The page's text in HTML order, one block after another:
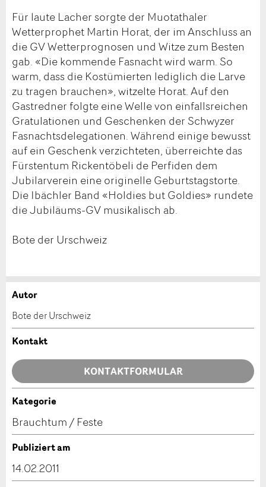
Für laute Lacher sorgte der Muotathaler
Wetterprophet Martin Horat, der im Anschluss an
die GV Wetterprognosen und Witze zum Besten
gab. «Die kommende Fasnacht wird warm. So
warm, dass die Kostümierten lediglich die Larve
zu tragen brauchen», witzelte Horat. Auf den
Gastredner folgte eine Welle von einfallsreichen
Gratulationen und Geschenken der Schwyzer
Fasnachtsdelegationen. Während einige bewusst
auf ein Geschenk verzichteten, überreichte das
Fürstentum Rickentöbeli de Perfiden dem
Jubilarverein eine originelle Geburtstagstorte.
Die Ibächler Band «Holdies but Goldies» rundete
die Jubiläums-GV musikalisch ab.
Bote der Urschweiz
Anzeige beanstanden
Ihr Feedback wird sehr geschätzt!
Allgemeines Feedback
Anzeige nicht mehr gültig
Anzeige unvollständig
Anzeige weiterempfehlen
Empfehlen Sie diese Anzeige an Freunde weiter.
Autor
Bote der Urschweiz
Kontakt
KONTAKTFORMULAR
Kontakt
Verfassen Sie eine Nachricht für die Kontaktpersonen
Kategorie
Brauchtum / Feste
Publiziert am
14.02.2011